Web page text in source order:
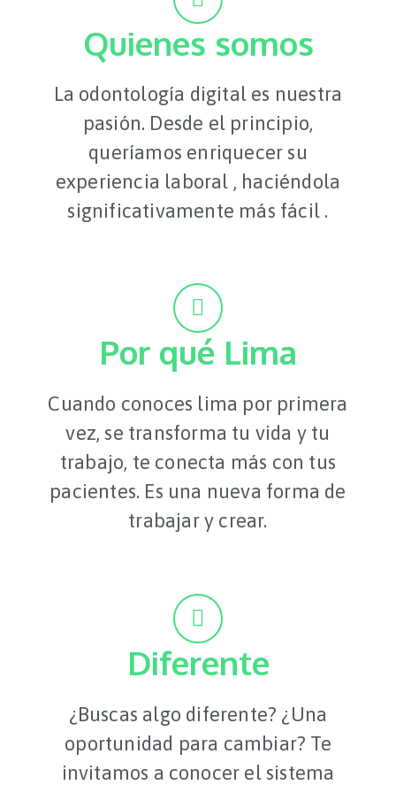
Quienes somos
La odontología digital es nuestra
pasión. Desde el principio,
queríamos enriquecer su
experiencia laboral , haciéndola
significativamente más fácil .
Por qué Lima
Cuando conoces lima por primera
vez, se transforma tu vida y tu
trabajo, te conecta más con tus
pacientes. Es una nueva forma de
trabajar y crear.
Diferente
¿Buscas algo diferente? ¿Una
oportunidad para cambiar? Te
invitamos a conocer el sistema